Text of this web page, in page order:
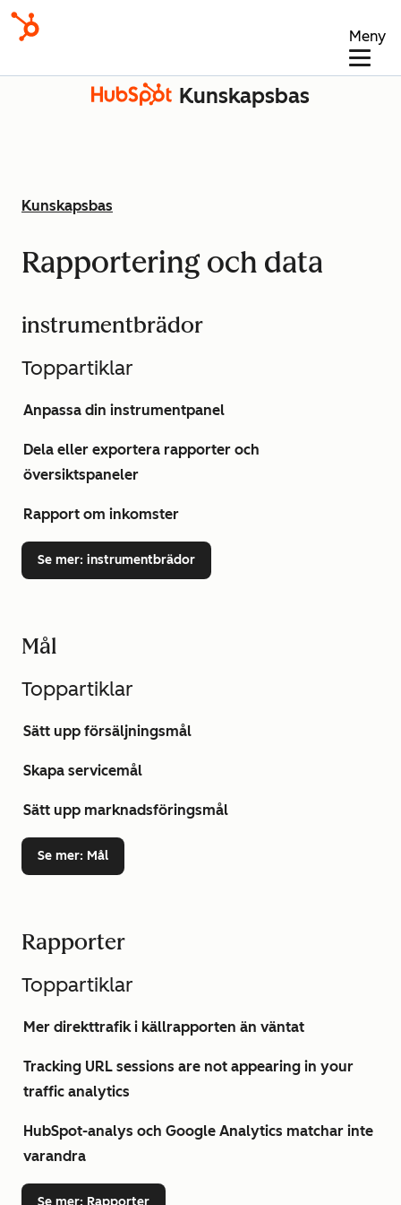
Meny
Kunskapsbas
Kunskapsbas
Rapportering och data
instrumentbrädor
Toppartiklar
Anpassa din instrumentpanel
Dela eller exportera rapporter och
översiktspaneler
Rapport om inkomster
Se mer: instrumentbrädor
Mål
Toppartiklar
Sätt upp försäljningsmål
Skapa servicemål
Sätt upp marknadsföringsmål
Se mer: Mål
Rapporter
Toppartiklar
Mer direkttrafik i källrapporten än väntat
Tracking URL sessions are not appearing in your
traffic analytics
HubSpot-analys och Google Analytics matchar inte
varandra
Se mer: Rapporter